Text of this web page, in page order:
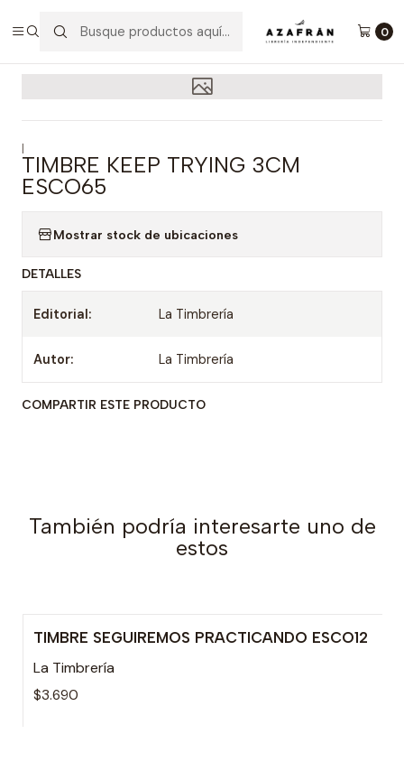
0
Timbre Keep Trying 3cm Esco65
|
TIMBRE KEEP TRYING 3CM
ESCO65
Mostrar stock de ubicaciones
DETALLES
Editorial: La Timbrería
Autor: La Timbrería
COMPARTIR ESTE PRODUCTO
También podría interesarte uno de
estos
TIMBRE SEGUIREMOS PRACTICANDO ESCO12
La Timbrería
$3.690